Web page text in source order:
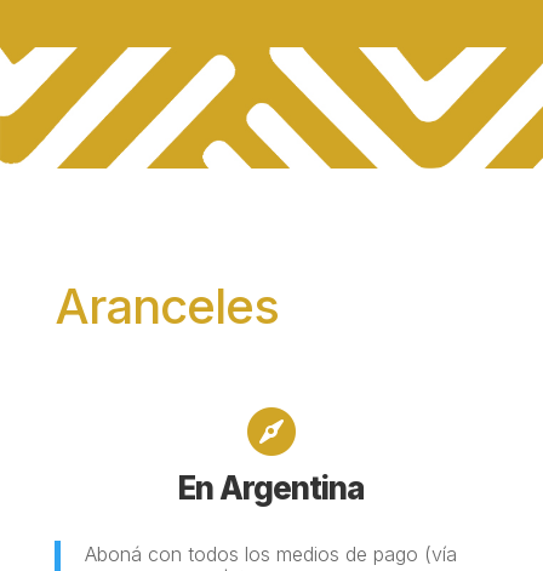
Aranceles

En Argentina
Aboná con todos los medios de pago (vía